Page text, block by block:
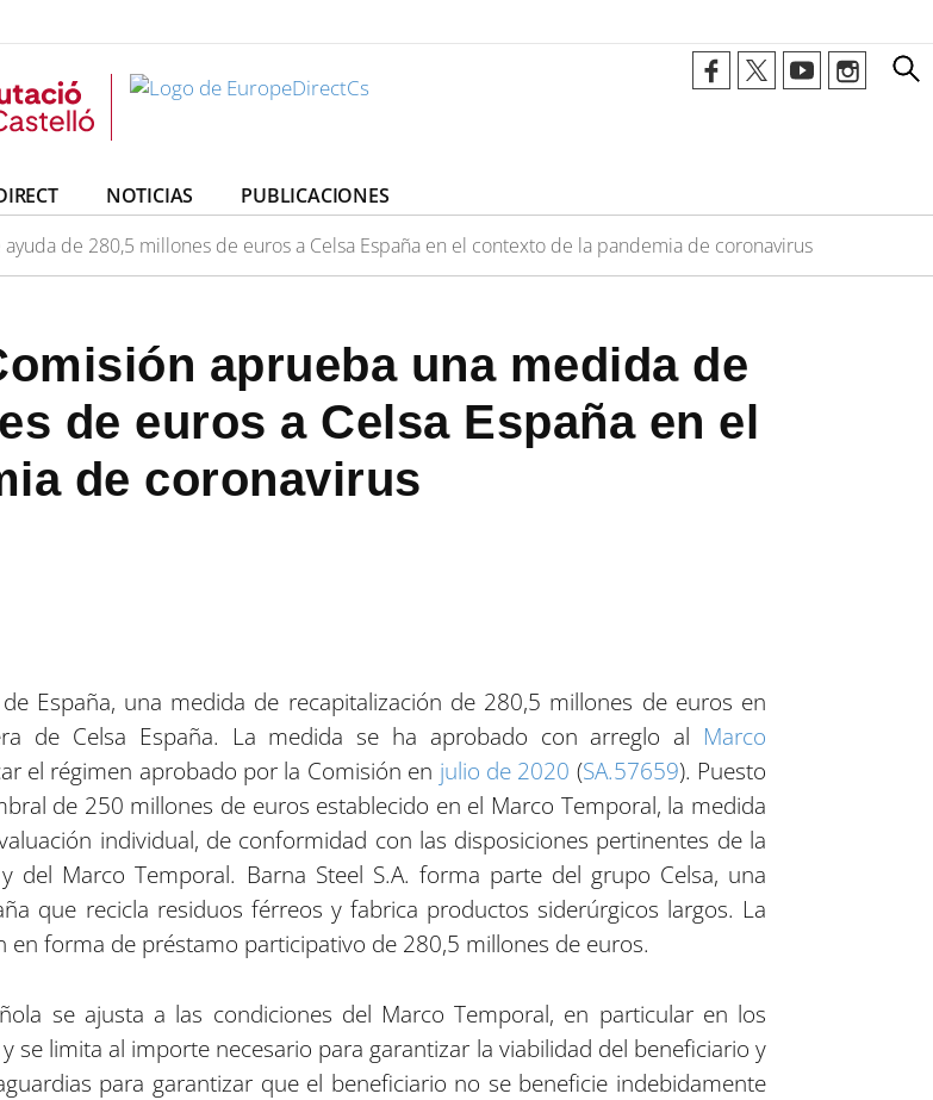
NOTICIAS
PUBLICACIONES
de 280,5 millones de euros a Celsa España en el contexto de la pandemia de coronavirus
aprueba una medida de
de euros a Celsa España en el
de coronavirus
España, una medida de recapitalización de 280,5 millones de euros en
de Celsa España. La medida se ha aprobado con arreglo al Marco
el régimen aprobado por la Comisión en julio de 2020 (SA.57659). Puesto
de 250 millones de euros establecido en el Marco Temporal, la medida
individual, de conformidad con las disposiciones pertinentes de la
del Marco Temporal. Barna Steel S.A. forma parte del grupo Celsa, una
que recicla residuos férreos y fabrica productos siderúrgicos largos. La
forma de préstamo participativo de 280,5 millones de euros.
se ajusta a las condiciones del Marco Temporal, en particular en los
se limita al importe necesario para garantizar la viabilidad del beneficiario y
para garantizar que el beneficiario no se beneficie indebidamente